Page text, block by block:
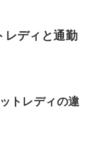
ディと通勤
トレディの違